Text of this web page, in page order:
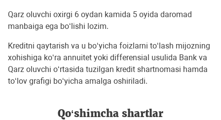
Qarz oluvchi oxirgi 6 oydan kamida 5 oyida daromad
manbaiga ega boʻlishi lozim.
Kreditni qaytarish va u boʻyicha foizlarni to‘lash mijozning
xohishiga koʻra annuitet yoki differensial usulida Bank va
Qarz oluvchi o‘rtasida tuzilgan kredit shartnomasi hamda
toʻlov grafigi bo‘yicha amalga oshiriladi.
Qo‘shimcha shartlar